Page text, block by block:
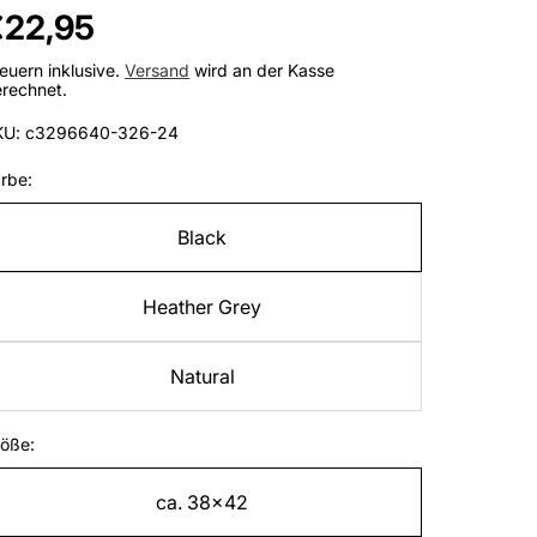
inklusive.Versand wird an der Kasse
c3296640-326-24
Black
Heather Grey
Natural
ca. 38x42